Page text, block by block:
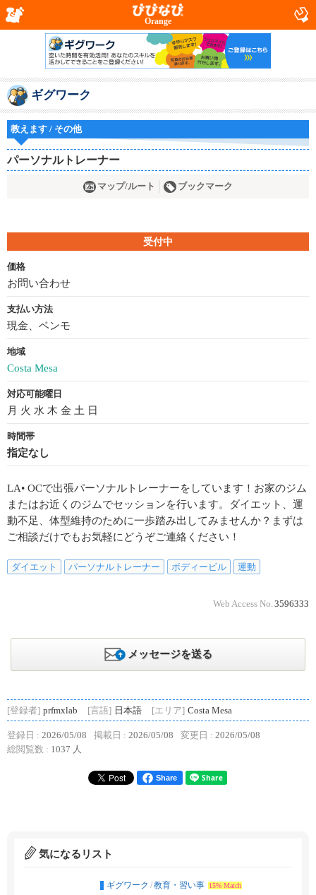
Orange
ギグワーク
教えます / その他
パーソナルトレーナー
マップ/ルート ブックマーク
受付中
価格
お問い合わせ
支払い方法
現金、ベンモ
地域
Costa Mesa
対応可能曜日
月 火 水 木 金 土 日
時間帯
指定なし
LA• OCで出張パーソナルトレーナーをしています！お家のジム
またはお近くのジムでセッションを行います。ダイエット、運
動不足、体型維持のために一歩踏み出してみませんか？まずは
ご相談だけでもお気軽にどうぞご連絡ください！
ダイエット パーソナルトレーナー ボディービル 運動
Web Access No. 3596333
メッセージを送る
[登録者] prfmxlab [言語] 日本語 [エリア] Costa Mesa
登録日 : 2026/05/08 掲載日 : 2026/05/08 変更日 : 2026/05/08
総閲覧数 : 1037 人
Share
気になるリスト
ギグワーク /教育・習い事 15% Match